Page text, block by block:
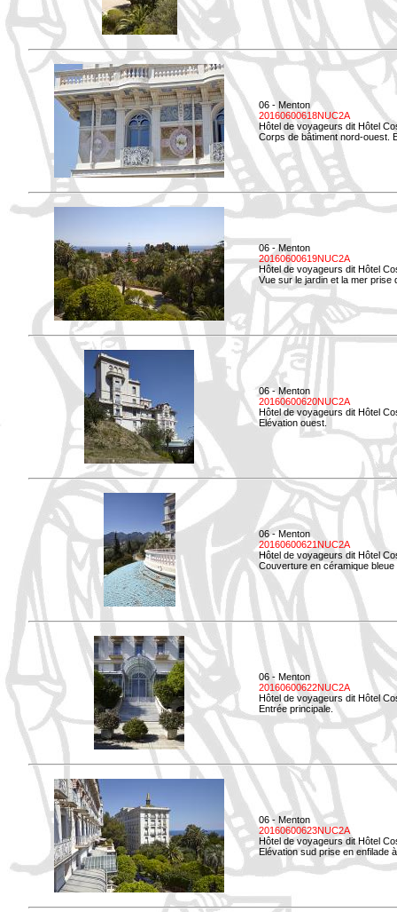
06 - Menton
20160600618NUC2A
Hôtel de voyageurs dit Hôtel
Corps de bâtiment nord-ouest.
06 - Menton
20160600619NUC2A
Hôtel de voyageurs dit Hôtel
Vue sur le jardin et la mer prise
06 - Menton
20160600620NUC2A
Hôtel de voyageurs dit Hôtel
Elévation ouest.
06 - Menton
20160600621NUC2A
Hôtel de voyageurs dit Hôtel
Couverture en céramique
06 - Menton
20160600622NUC2A
Hôtel de voyageurs dit Hôtel
Entrée principale.
06 - Menton
20160600623NUC2A
Hôtel de voyageurs dit Hôtel
Elévation sud prise en enfilade